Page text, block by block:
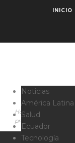
INICIO
Noticias
América Latina
Salud
Ecuador
Tecnología
Home >
propuesta de